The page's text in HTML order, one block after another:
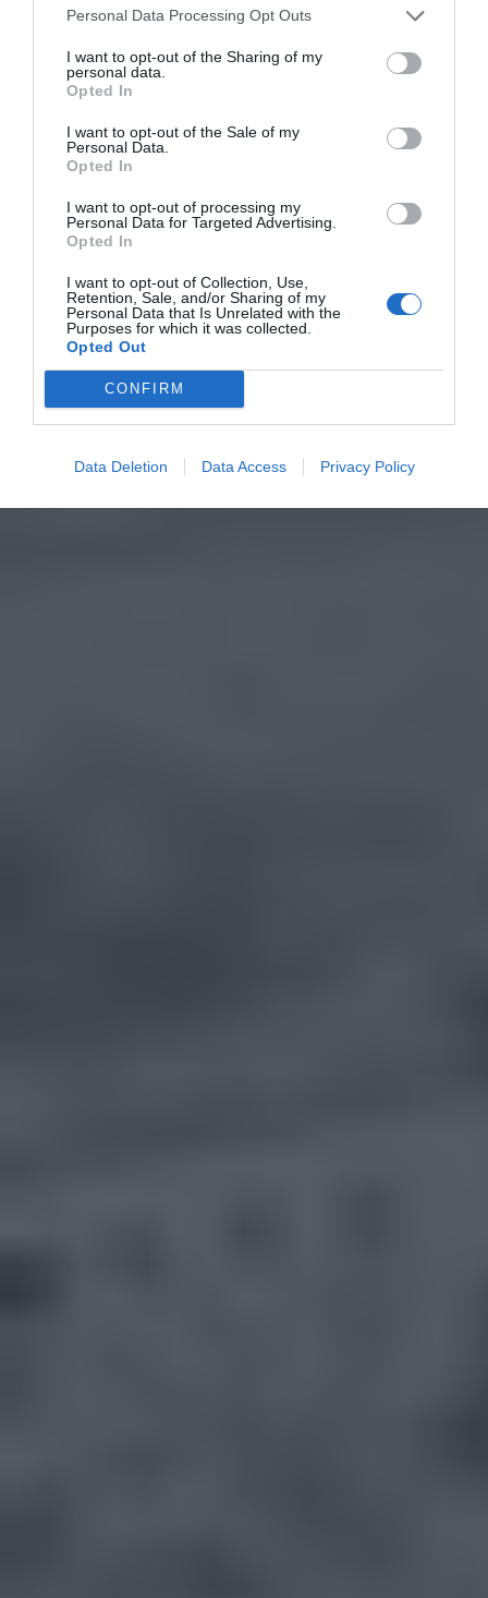
Personal Data Processing Opt Outs
I want to opt-out of the Sharing of my
personal data.
Opted In
I want to opt-out of the Sale of my
Personal Data.
Opted In
I want to opt-out of processing my
Personal Data for Targeted Advertising.
Opted In
I want to opt-out of Collection, Use,
Retention, Sale, and/or Sharing of my
Personal Data that Is Unrelated with the
Purposes for which it was collected.
Opted Out
CONFIRM
Data Deletion Data Access Privacy Policy